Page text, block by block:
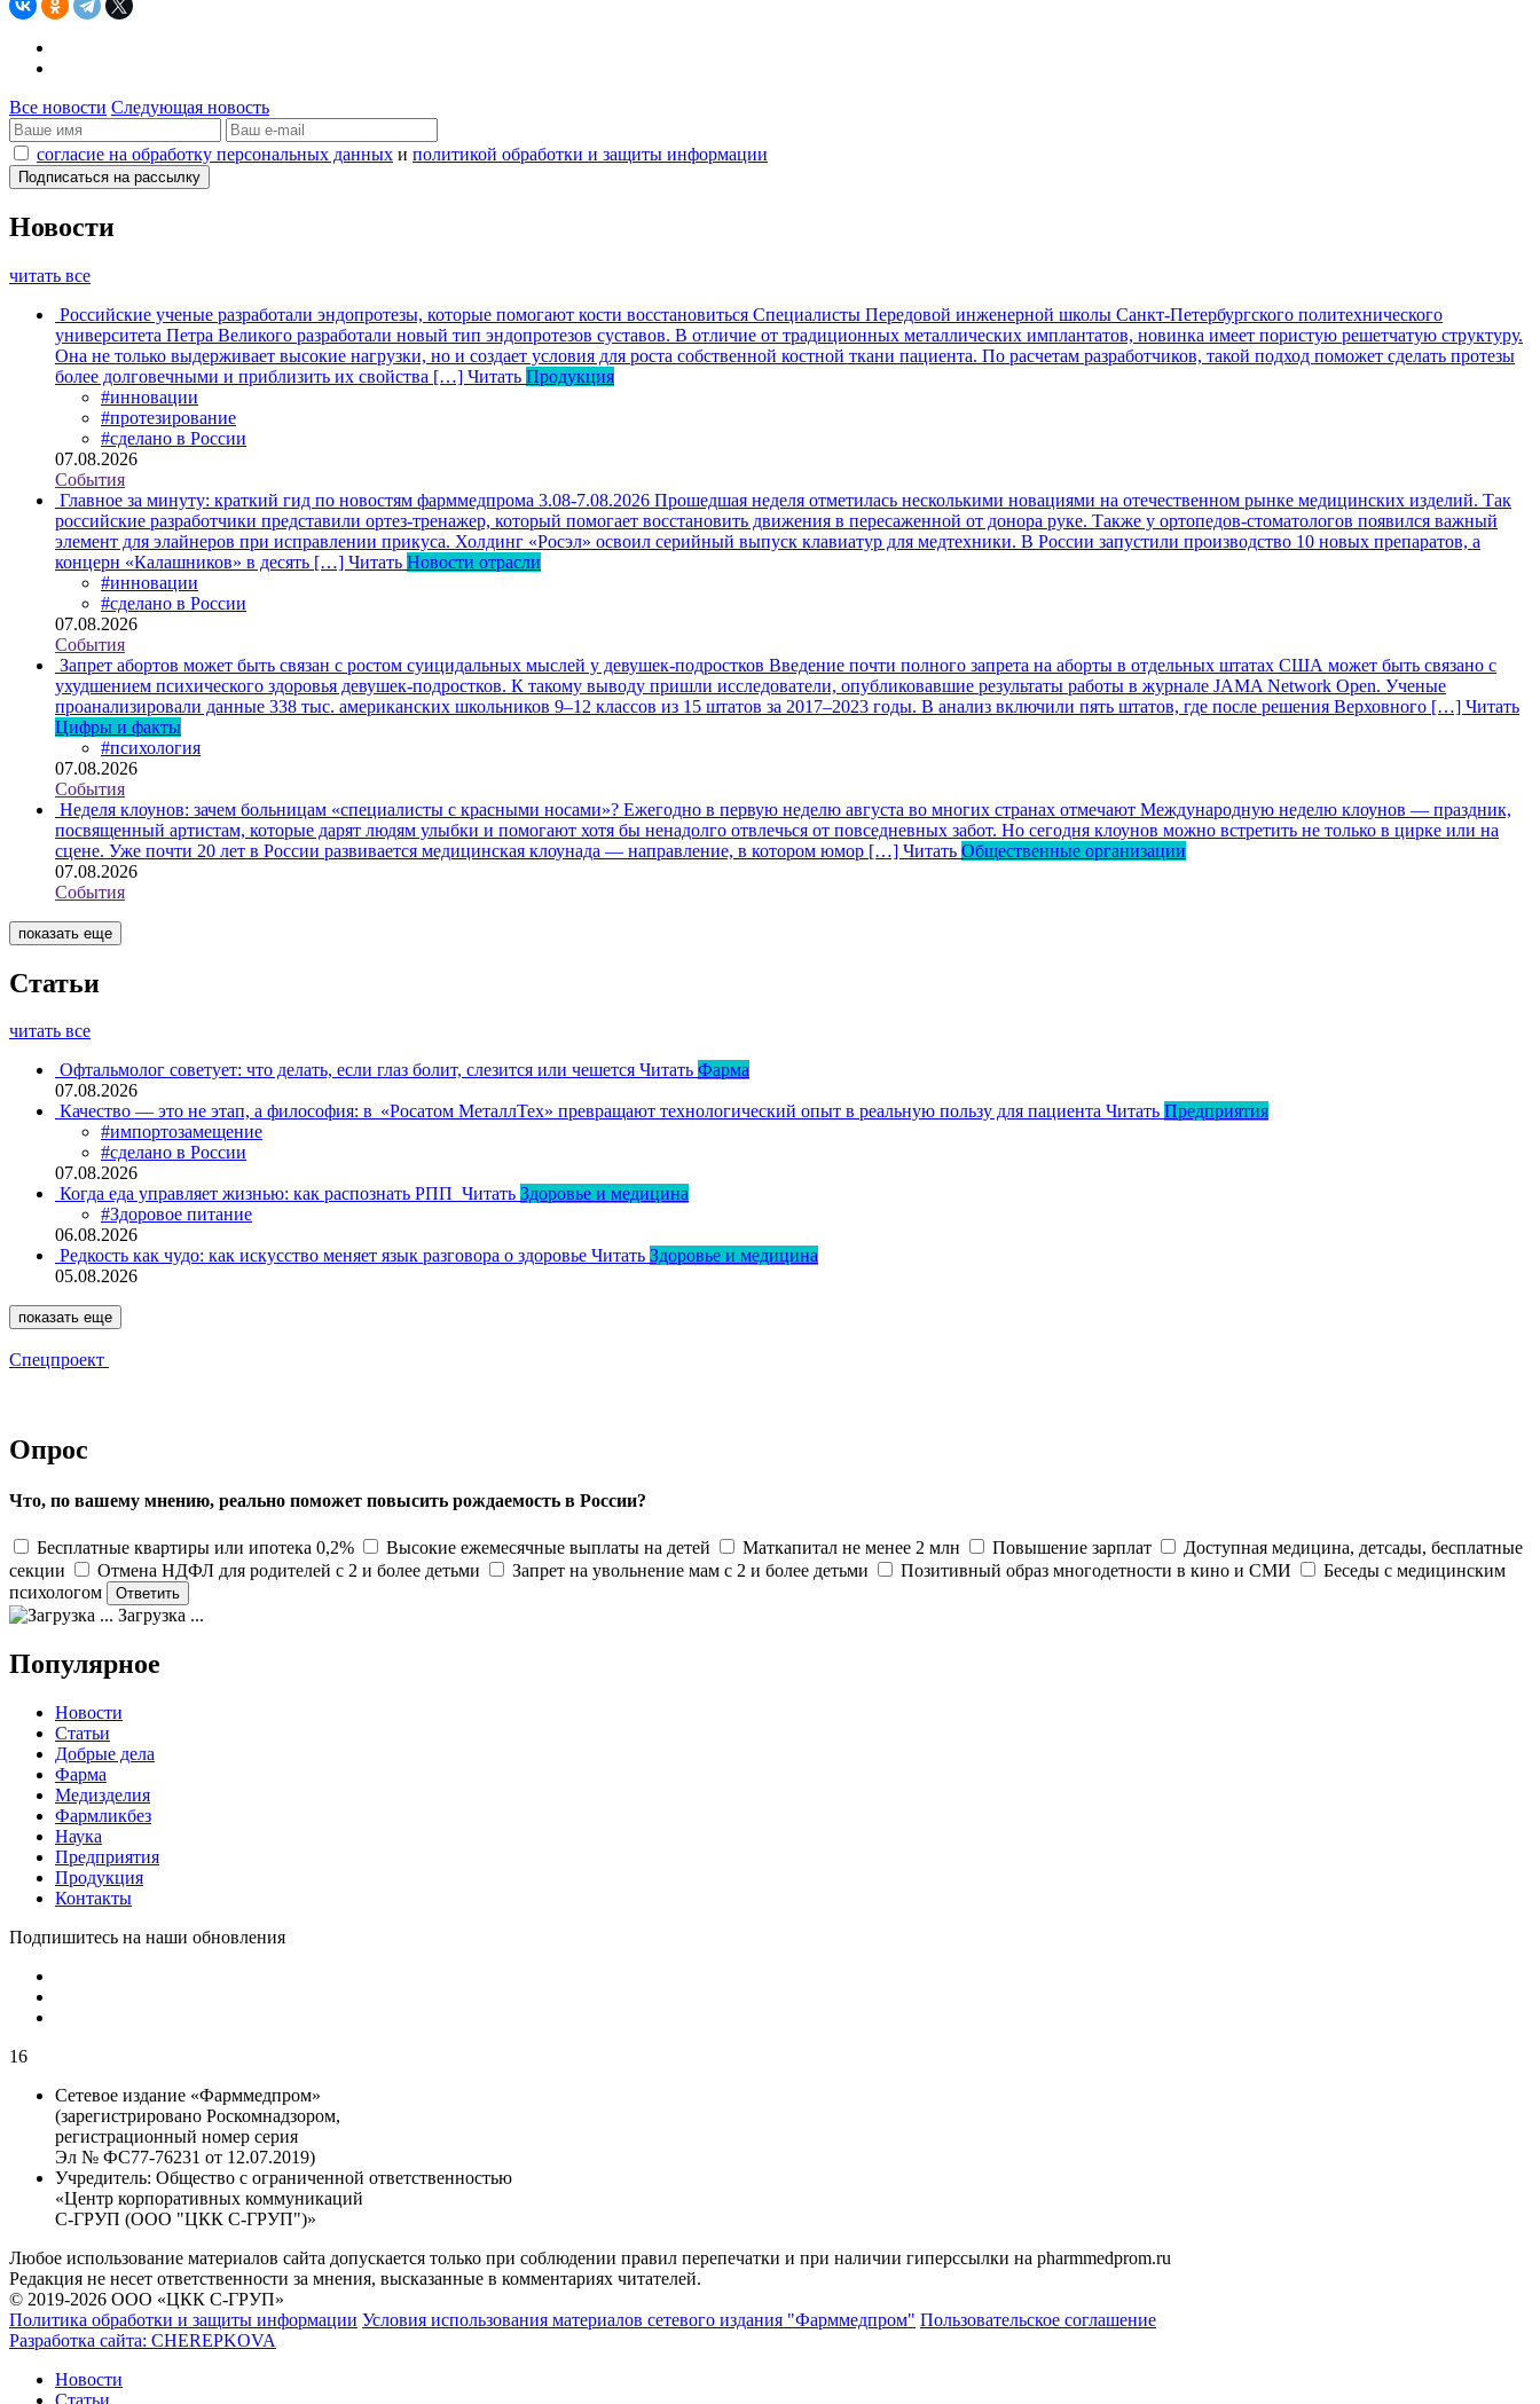
Все новости Следующая новость
согласие на обработку персональных данных и политикой обработки и защиты информации
Новости
читать все
Российские ученые разработали эндопротезы, которые помогают кости восстановиться Специалисты Передовой инженерной школы Санкт-Петербургского политехнического
университета Петра Великого разработали новый тип эндопротезов суставов. В отличие от традиционных металлических имплантатов, новинка имеет пористую решетчатую структуру.
Она не только выдерживает высокие нагрузки, но и создает условия для роста собственной костной ткани пациента. По расчетам разработчиков, такой подход поможет сделать протезы
более долговечными и приблизить их свойства […] Читать Продукция
#инновации
#протезирование
#сделано в России
07.08.2026
События
Главное за минуту: краткий гид по новостям фарммедпрома 3.08-7.08.2026 Прошедшая неделя отметилась несколькими новациями на отечественном рынке медицинских изделий. Так
российские разработчики представили ортез-тренажер, который помогает восстановить движения в пересаженной от донора руке. Также у ортопедов-стоматологов появился важный
элемент для элайнеров при исправлении прикуса. Холдинг «Росэл» освоил серийный выпуск клавиатур для медтехники. В России запустили производство 10 новых препаратов, а
концерн «Калашников» в десять […] Читать Новости отрасли
#инновации
#сделано в России
07.08.2026
События
Запрет абортов может быть связан с ростом суицидальных мыслей у девушек-подростков Введение почти полного запрета на аборты в отдельных штатах США может быть связано с
ухудшением психического здоровья девушек-подростков. К такому выводу пришли исследователи, опубликовавшие результаты работы в журнале JAMA Network Open. Ученые
проанализировали данные 338 тыс. американских школьников 9–12 классов из 15 штатов за 2017–2023 годы. В анализ включили пять штатов, где после решения Верховного […] Читать
Цифры и факты
#психология
07.08.2026
События
Неделя клоунов: зачем больницам «специалисты с красными носами»? Ежегодно в первую неделю августа во многих странах отмечают Международную неделю клоунов — праздник,
посвященный артистам, которые дарят людям улыбки и помогают хотя бы ненадолго отвлечься от повседневных забот. Но сегодня клоунов можно встретить не только в цирке или на
сцене. Уже почти 20 лет в России развивается медицинская клоунада — направление, в котором юмор […] Читать Общественные организации
07.08.2026
События
показать еще
Статьи
читать все
Офтальмолог советует: что делать, если глаз болит, слезится или чешется Читать Фарма
07.08.2026
Качество — это не этап, а философия: в «Росатом МеталлТех» превращают технологический опыт в реальную пользу для пациента Читать Предприятия
#импортозамещение
#сделано в России
07.08.2026
Когда еда управляет жизнью: как распознать РПП Читать Здоровье и медицина
#Здоровое питание
06.08.2026
Редкость как чудо: как искусство меняет язык разговора о здоровье Читать Здоровье и медицина
05.08.2026
показать еще
Спецпроект
Опрос
Что, по вашему мнению, реально поможет повысить рождаемость в России?
Бесплатные квартиры или ипотека 0,2% Высокие ежемесячные выплаты на детей Маткапитал не менее 2 млн Повышение зарплат
Доступная медицина, детсады, бесплатные
секции
Отмена НДФЛ для родителей с 2 и более детьми Запрет на увольнение мам с 2 и более детьми Позитивный образ многодетности в кино и СМИ
Беседы с медицинским
психологом
Загрузка ...
Популярное
Новости
Статьи
Добрые дела
Фарма
Медизделия
Фармликбез
Наука
Предприятия
Продукция
Контакты
Подпишитесь на наши обновления
16
Сетевое издание «Фарммедпром»
(зарегистрировано Роскомнадзором,
регистрационный номер серия
Эл № ФС77-76231 от 12.07.2019)
Учредитель: Общество с ограниченной ответственностью
«Центр корпоративных коммуникаций
С-ГРУП (ООО "ЦКК С-ГРУП")»
Любое использование материалов сайта допускается только при соблюдении правил перепечатки и при наличии гиперссылки на pharmmedprom.ru
Редакция не несет ответственности за мнения, высказанные в комментариях читателей.
© 2019-2026 ООО «ЦКК С-ГРУП»
Политика обработки и защиты информации Условия использования материалов сетевого издания "Фарммедпром" Пользовательское соглашение
Разработка сайта: CHEREPKOVA
Новости
Статьи